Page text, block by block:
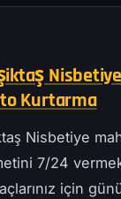
Kurtarma
Nisbetiye
7/24
için